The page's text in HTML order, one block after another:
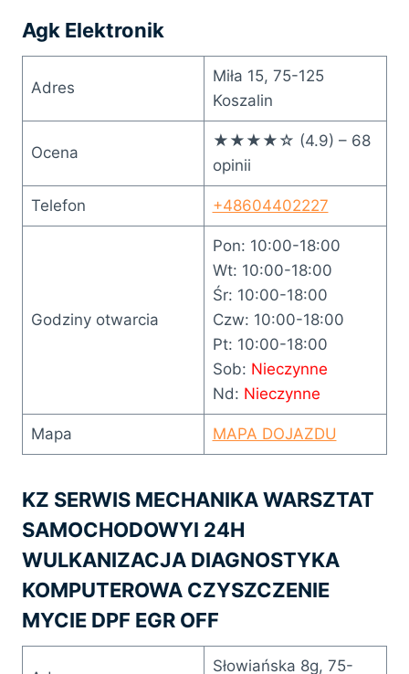
Agk Elektronik
Adres
Miła 15, 75-125
Koszalin
Ocena
★★★★☆ (4.9) – 68
opinii
Telefon +48604402227
Godziny otwarcia
Pon: 10:00-18:00
Wt: 10:00-18:00
Śr: 10:00-18:00
Czw: 10:00-18:00
Pt: 10:00-18:00
Sob: Nieczynne
Nd: Nieczynne
Mapa MAPA DOJAZDU
KZ SERWIS MECHANIKA WARSZTAT
SAMOCHODOWYl 24H
WULKANIZACJA DIAGNOSTYKA
KOMPUTEROWA CZYSZCZENIE
MYCIE DPF EGR OFF
Słowiańska 8g, 75-